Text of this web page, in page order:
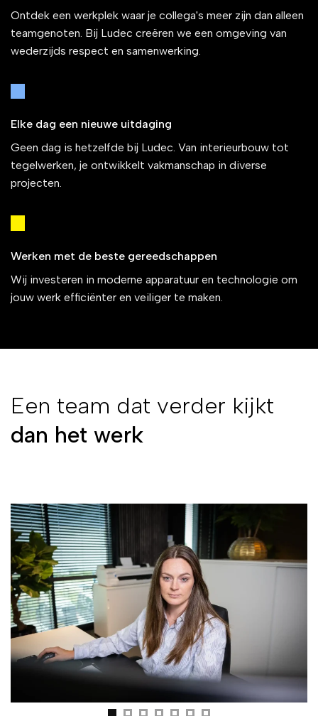
Ontdek een werkplek waar je collega's meer zijn dan alleen
teamgenoten. Bij Ludec creëren we een omgeving van
wederzijds respect en samenwerking.
Elke dag een nieuwe uitdaging
Geen dag is hetzelfde bij Ludec. Van interieurbouw tot
tegelwerken, je ontwikkelt vakmanschap in diverse
projecten.
Werken met de beste gereedschappen
Wij investeren in moderne apparatuur en technologie om
jouw werk efficiënter en veiliger te maken.
Een team dat verder kijkt
dan het werk